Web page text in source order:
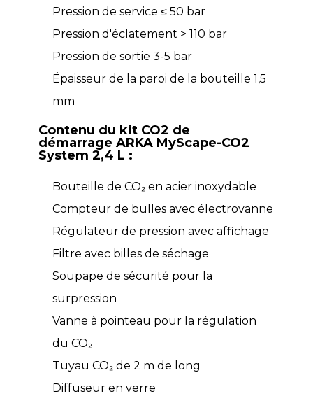
Pression de service ≤ 50 bar
Pression d'éclatement > 110 bar
Pression de sortie 3-5 bar
Épaisseur de la paroi de la bouteille 1,5
mm
Contenu du kit CO2 de
démarrage ARKA MyScape-CO2
System 2,4 L :
Bouteille de CO₂ en acier inoxydable
Compteur de bulles avec électrovanne
Régulateur de pression avec affichage
Filtre avec billes de séchage
Soupape de sécurité pour la
surpression
Vanne à pointeau pour la régulation
du CO₂
Tuyau CO₂ de 2 m de long
Diffuseur en verre